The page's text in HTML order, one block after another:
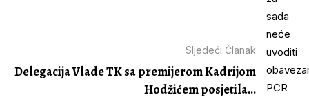
Sljedeći Članak
Delegacija Vlade TK sa premijerom Kadrijom
Hodžićem posjetila...